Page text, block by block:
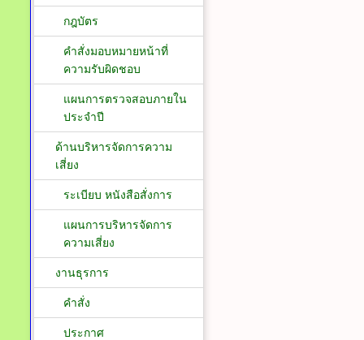
กฎบัตร
คำสั่งมอบหมายหน้าที่
ความรับผิดชอบ
แผนการตรวจสอบภายใน
ประจำปี
ด้านบริหารจัดการความ
เสี่ยง
ระเบียบ หนังสือสั่งการ
แผนการบริหารจัดการ
ความเสี่ยง
งานธุรการ
คำสั่ง
ประกาศ